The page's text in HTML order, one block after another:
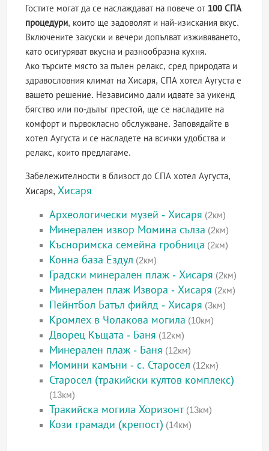
Гостите могат да се наслаждават на повече от 100 СПА
процедури, които ще задоволят и най-изискания вкус.
Включените закуски и вечери допълват изживяването,
като осигуряват вкусна и разнообразна кухня.
Ако търсите място за пълен релакс, сред природата и
здравословния климат на Хисаря, СПА хотел Аугуста е
вашето решение. Независимо дали идвате за уикенд
бягство или по-дълъг престой, ще се насладите на
комфорт и първокласно обслужване. Заповядайте в
хотел Аугуста и се насладете на всички удобства и
релакс, които предлагаме.
Забележителности в близост до СПА хотел Аугуста,
Хисаря, Хисаря
Археологически музей - Хисаря (2км)
Минерален извор Момина сълза (2км)
Късноримска семейна гробница (2км)
Конна база Ездул (2км)
Градски минерален плаж - Хисаря (2км)
Минерален плаж Извора - Хисаря (2км)
Пейнтбол Батъл фийлд - Хисаря (3км)
Кромлех в Чолакова могила (10км)
Дворец Къщата - Баня (12км)
Минерален плаж - Баня (12км)
Момини камъни - с. Старосел (12км)
Старосел (тракийски култов комплекс)
(13км)
Тракийска могила Хоризонт(13км)
Кози грамади (крепост) (14км)